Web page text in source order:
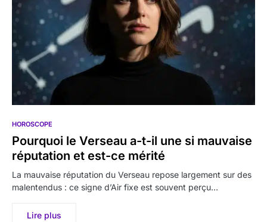
HOROSCOPE
Pourquoi le Verseau a-t-il une si mauvaise
réputation et est-ce mérité
La mauvaise réputation du Verseau repose largement sur des
malentendus : ce signe d’Air fixe est souvent perçu…
Lire plus